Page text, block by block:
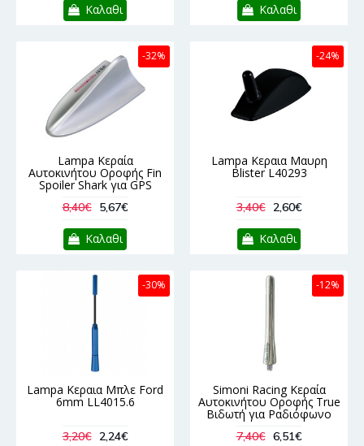
Καλαθι Καλαθι
-32%
Lampa Κεραία
Αυτοκινήτου Οροφής Fin
Spoiler Shark για GPS
8,40€ 5,67€
Καλαθι
-24%
Lampa Κεραια Μαυρη
Blister L40293
3,40€ 2,60€
Καλαθι
-30%
Lampa Κεραια Μπλε Ford
6mm LL4015.6
3,20€ 2,24€
-12%
Simoni Racing Κεραία
Αυτοκινήτου Οροφής True
Βιδωτή για Ραδιόφωνο
7,40€ 6,51€